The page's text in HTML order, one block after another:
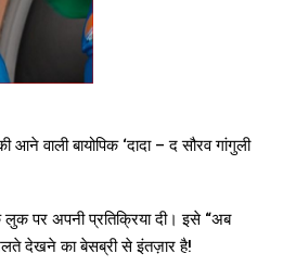
वाली बायोपिक ‘दादा – द सौरव गांगुली
लुक पर अपनी प्रतिक्रिया दी। इसे “अब
देखने का बेसब्री से इंतज़ार है!